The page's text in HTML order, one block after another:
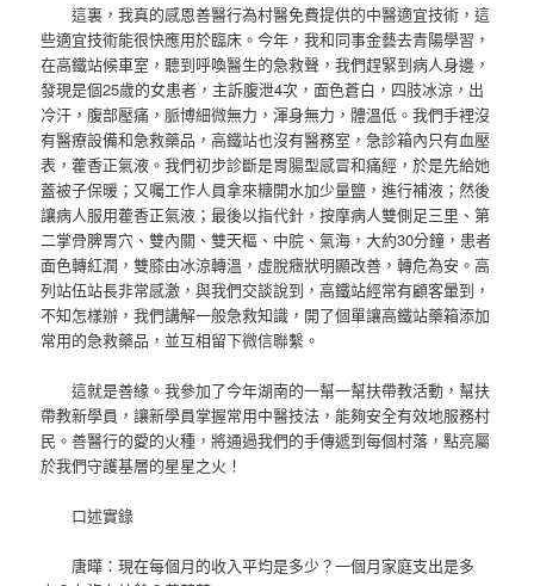
這裏，我真的感恩善醫行為村醫免費提供的中醫適宜技術，這
些適宜技術能很快應用於臨床。今年，我和同事金藝去青陽學習，
在高鐵站候車室，聽到呼喚醫生的急救聲，我們趕緊到病人身邊，
發現是個25歲的女患者，主訴腹泄4次，面色蒼白，四肢冰涼，出
冷汗，腹部壓痛，脈博細微無力，渾身無力，體溫低。我們手裡沒
有醫療設備和急救藥品，高鐵站也沒有醫務室，急診箱內只有血壓
表，藿香正氣液。我們初步診斷是胃腸型感冒和痛經，於是先給她
蓋被子保暖；又囑工作人員拿來糖開水加少量鹽，進行補液；然後
讓病人服用藿香正氣液；最後以指代針，按摩病人雙側足三里、第
二掌骨脾胃穴、雙內關、雙天樞、中脘、氣海，大約30分鐘，患者
面色轉紅潤，雙膝由冰涼轉溫，虛脫癥狀明顯改善，轉危為安。高
列站伍站長非常感激，與我們交談說到，高鐵站經常有顧客暈到，
不知怎樣辦，我們講解一般急救知識，開了個單讓高鐵站藥箱添加
常用的急救藥品，並互相留下微信聯繫。
這就是善緣。我參加了今年湖南的一幫一幫扶帶教活動，幫扶
帶教新學員，讓新學員掌握常用中醫技法，能夠安全有效地服務村
民。善醫行的愛的火種，將通過我們的手傳遞到每個村落，點亮屬
於我們守護基層的星星之火！
口述實錄
唐曄：現在每個月的收入平均是多少？一個月家庭支出是多